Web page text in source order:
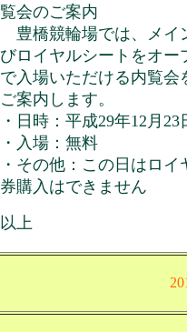
覧会のご案内
豊橋競輪場では、メイ
びロイヤルシートをオ
で入場いただける内覧
ご案内します。
・日時：平成29年12月
・入場：無料
・その他：この日はロ
券購入はできません
以上